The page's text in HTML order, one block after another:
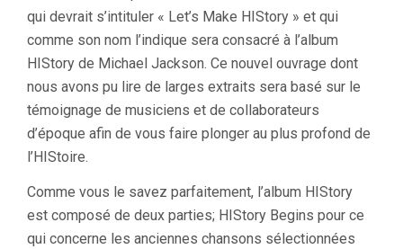
qui devrait s’intituler « Let’s Make HIStory » et qui
comme son nom l’indique sera consacré à l’album
HIStory de Michael Jackson. Ce nouvel ouvrage dont
nous avons pu lire de larges extraits sera basé sur le
témoignage de musiciens et de collaborateurs
d’époque afin de vous faire plonger au plus profond de
l’HIStoire.
Comme vous le savez parfaitement, l’album HIStory
est composé de deux parties; HIStory Begins pour ce
qui concerne les anciennes chansons sélectionnées